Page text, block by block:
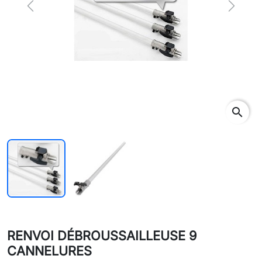
Previous Next
search
RENVOI DÉBROUSSAILLEUSE 9
CANNELURES